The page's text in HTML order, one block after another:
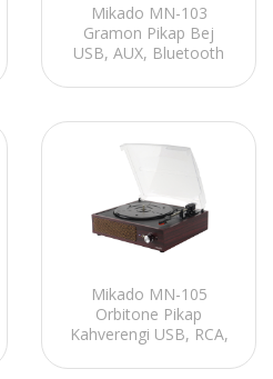
Mikado MN-103
Gramon Pikap Bej
USB, AUX, Bluetooth
Mikado MN-105
Orbitone Pikap
Kahverengi USB, RCA,